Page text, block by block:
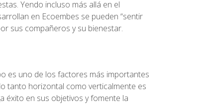
Yendo incluso más allá en el
en Ecoembes se pueden “sentir
sus compañeros y su bienestar.
es uno de los factores más importantes
tanto horizontal como verticalmente es
éxito en sus objetivos y fomente la